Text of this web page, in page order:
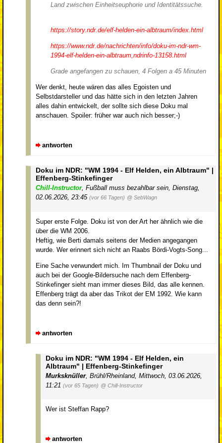
Land zwischen Einheits­euphorie und Identitätssuche.
https://story.ndr.de/elf-helden-ein-albtraum/index.html
https://www.ndr.de/nachrichten/info/doku-im-ndr-wm-
1994-elf-helden-ein-albtraum,ndrinfo-13158.html
Grade angefangen zu schauen, 4 Folgen a 45 Minuten
Wer denkt, heute wären das alles Egoisten und
Selbstdarsteller und das hätte sich in den letzten Jahren
alles dahin entwickelt, der sollte sich diese Doku mal
anschauen. Spoiler: früher war auch nich besser;-)
antworten
Doku im NDR: "WM 1994 - Elf Helden, ein Albtraum" |
Effenberg-Stinkefinger
Chill-Instructor, Fußball muss bezahlbar sein, Dienstag,
02.06.2026, 23:45 (vor 66 Tagen) @ SebWagn
Super erste Folge. Doku ist von der Art her ähnlich wie die
über die WM 2006.
Heftig, wie Berti damals seitens der Medien angegangen
wurde. Wer erinnert sich nicht an Raabs Bördi-Vogts-Song...
Eine Sache verwundert mich. Im Thumbnail der Doku und
auch bei der Google-Bildersuche nach dem Effenberg-
Stinkefinger sieht man immer dieses Bild, das alle kennen.
Effenberg trägt da aber das Trikot der EM 1992. Wie kann
das denn sein?!
antworten
Doku im NDR: "WM 1994 - Elf Helden, ein
Albtraum" | Effenberg-Stinkefinger
Murksknüller, Brühl/Rheinland, Mittwoch, 03.06.2026,
11:21 (vor 65 Tagen) @ Chill-Instructor
Wer ist Steffan Rapp?
antworten